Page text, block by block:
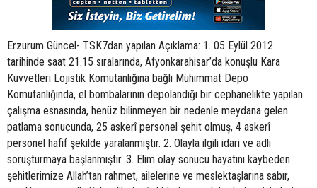
Erzurum Güncel- TSK7dan yapılan Açıklama: 1. 05 Eylül 2012
tarihinde saat 21.15 sıralarında, Afyonkarahisar’da konuşlu Kara
Kuvvetleri Lojistik Komutanlığına bağlı Mühimmat Depo
Komutanlığında, el bombalarının depolandığı bir cephanelikte yapılan
çalışma esnasında, henüz bilinmeyen bir nedenle meydana gelen
patlama sonucunda, 25 askerî personel şehit olmuş, 4 askerî
personel hafif şekilde yaralanmıştır. 2. Olayla ilgili idari ve adli
soruşturmaya başlanmıştır. 3. Elim olay sonucu hayatını kaybeden
şehitlerimize Allah’tan rahmet, ailelerine ve meslektaşlarına sabır,